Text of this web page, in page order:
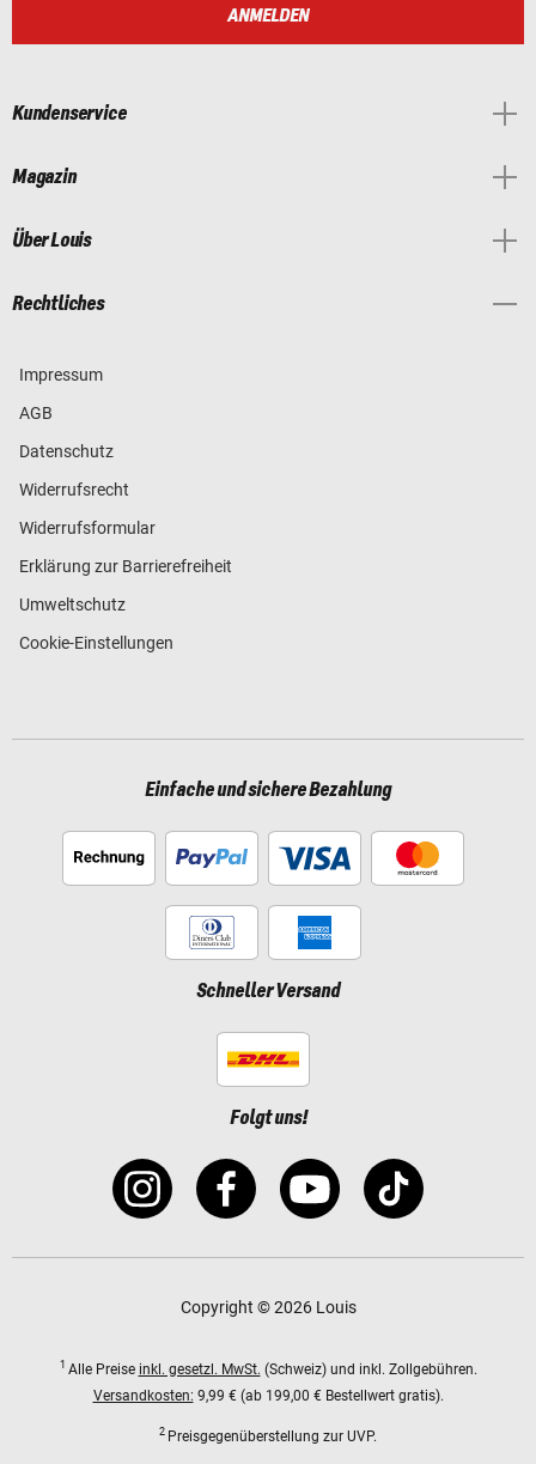
ANMELDEN
Kundenservice
Magazin
Über Louis
Rechtliches
Impressum
AGB
Datenschutz
Widerrufsrecht
Widerrufsformular
Erklärung zur Barrierefreiheit
Umweltschutz
Cookie-Einstellungen
Einfache und sichere Bezahlung
Schneller Versand
Folgt uns!
Copyright © 2026 Louis
1 Alle Preise inkl. gesetzl. MwSt. (Schweiz) und inkl. Zollgebühren.
Versandkosten: 9,99 € (ab 199,00 € Bestellwert gratis).
2 Preisgegenüberstellung zur UVP.